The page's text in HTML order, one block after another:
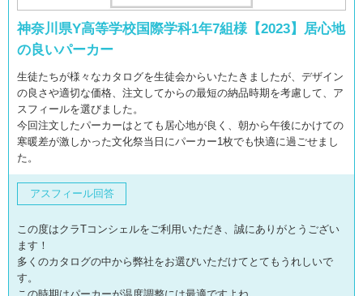
神奈川県Y高等学校国際学科1年7組様【2023】居心地
の良いパーカー
生徒たちが様々なカタログを生徒会からいたたきましたが、デザイン
の良さや適切な価格、注文してからの最短の納品時期を考慮して、ア
スフィールを選びました。
今回注文したパーカーはとても居心地が良く、朝から午後にかけての
寒暖差が激しかった文化祭当日にパーカー1枚でも快適に過ごせまし
た。
アスフィール回答
この度はクラTコンシェルをご利用いただき、誠にありがとうござい
ます！
多くのカタログの中から弊社をお選びいただけてとてもうれしいで
す。